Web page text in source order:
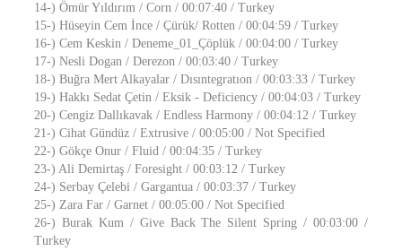
14-) Ömür Yıldırım / Corn / 00:07:40 / Turkey
15-) Hüseyin Cem İnce / Çürük/ Rotten / 00:04:59 / Turkey
16-) Cem Keskin / Deneme_01_Çöplük / 00:04:00 / Turkey
17-) Nesli Dogan / Derezon / 00:03:40 / Turkey
18-) Buğra Mert Alkayalar / Dısıntegratıon / 00:03:33 / Turkey
19-) Hakkı Sedat Çetin / Eksik - Deficiency / 00:04:03 / Turkey
20-) Cengiz Dallıkavak / Endless Harmony / 00:04:12 / Turkey
21-) Cihat Gündüz / Extrusive / 00:05:00 / Not Specified
22-) Gökçe Onur / Fluid / 00:04:35 / Turkey
23-) Ali Demirtaş / Foresight / 00:03:12 / Turkey
24-) Serbay Çelebi / Gargantua / 00:03:37 / Turkey
25-) Zara Far / Garnet / 00:05:00 / Not Specified
26-) Burak Kum / Give Back The Silent Spring / 00:03:00 /
Turkey